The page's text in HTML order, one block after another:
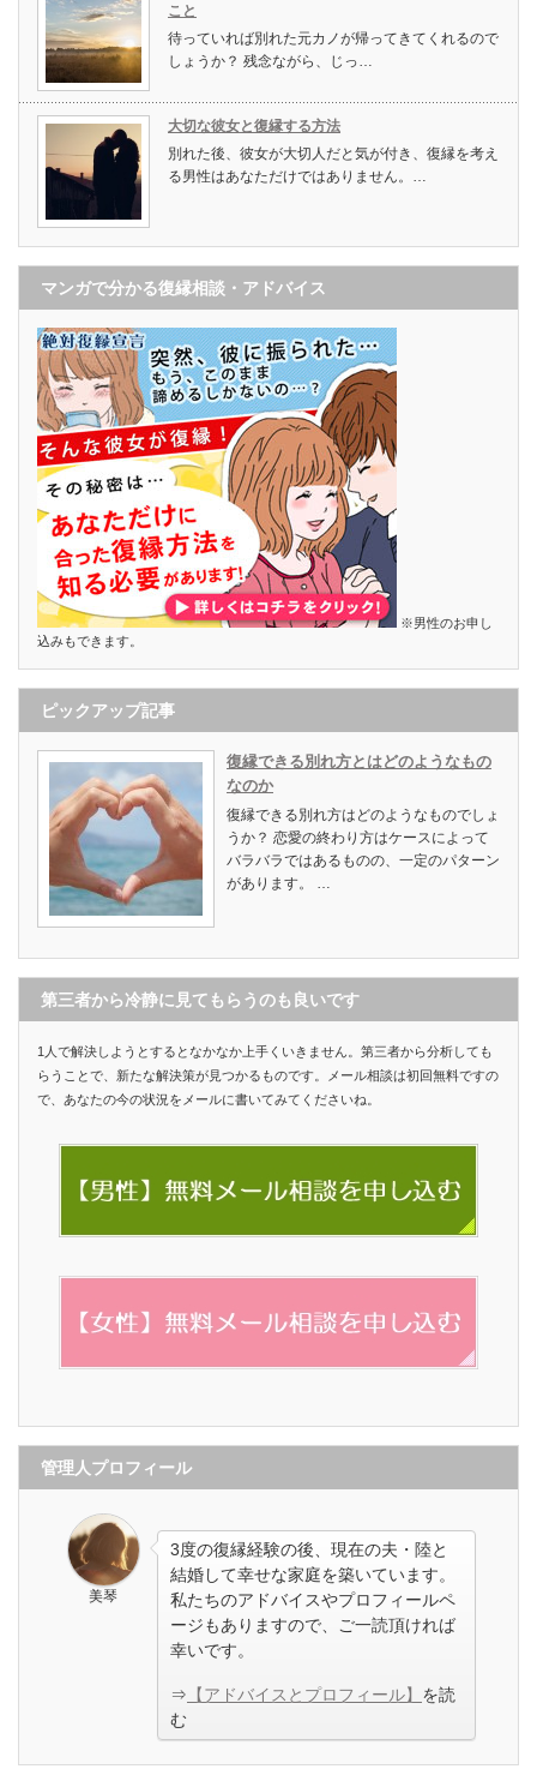
こと
待っていれば別れた元カノが帰ってきてくれるので
しょうか？ 残念ながら、じっ…
大切な彼女と復縁する方法
別れた後、彼女が大切人だと気が付き、復縁を考え
る男性はあなただけではありません。…
マンガで分かる復縁相談・アドバイス
※男性のお申し
込みもできます。
ピックアップ記事
復縁できる別れ方とはどのようなもの
なのか
復縁できる別れ方はどのようなものでしょ
うか？ 恋愛の終わり方はケースによって
バラバラではあるものの、一定のパターン
があります。 …
第三者から冷静に見てもらうのも良いです
1人で解決しようとするとなかなか上手くいきません。第三者から分析しても
らうことで、新たな解決策が見つかるものです。メール相談は初回無料ですの
で、あなたの今の状況をメールに書いてみてくださいね。
管理人プロフィール
美琴
3度の復縁経験の後、現在の夫・陸と
結婚して幸せな家庭を築いています。
私たちのアドバイスやプロフィールペ
ージもありますので、ご一読頂ければ
幸いです。
⇒ 【アドバイスとプロフィール】 を読
む